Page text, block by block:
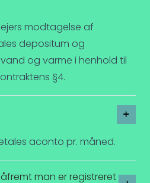
modtagelse af
depositum og
og varme i henhold til
§4.
aconto pr. måned.
man er registreret